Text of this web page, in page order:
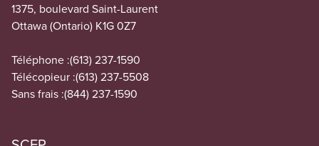
1375, boulevard Saint-Laurent
Ottawa (Ontario) K1G 0Z7
Téléphone :(613) 237-1590
Télécopieur :(613) 237-5508
Sans frais :(844) 237-1590